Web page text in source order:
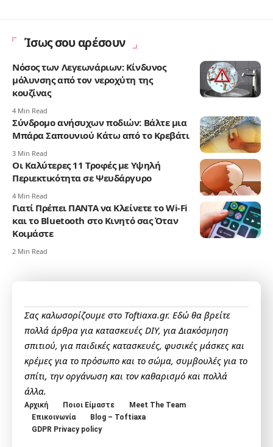
Ίσως σου αρέσουν
Νόσος των Λεγεωνάριων: Κίνδυνος
μόλυνσης από τον νεροχύτη της
κουζίνας
4 Min Read
Σύνδρομο ανήσυχων ποδιών: Βάλτε μια
Μπάρα Σαπουνιού Κάτω από το Κρεβάτι
3 Min Read
Οι Καλύτερες 11 Τροφές με Υψηλή
Περιεκτικότητα σε Ψευδάργυρο
4 Min Read
Γιατί Πρέπει ΠΑΝΤΑ να Κλείνετε το Wi-Fi
και το Bluetooth στο Κινητό σας Όταν
Κοιμάστε
2 Min Read
Σας καλωσορίζουμε στο Toftiaxa.gr. Εδώ θα βρείτε
πολλά άρθρα για κατασκευές DIY, για Διακόσμηση
σπιτιού, για παιδικές κατασκευές, φυσικές μάσκες και
κρέμες για το πρόσωπο και το σώμα, συμβουλές για το
σπίτι, την οργάνωση και τον καθαρισμό και πολλά
άλλα.
Αρχική Ποιοι Είμαστε
Meet The Team
Επικοινωνία
Blog – Toftiaxa
GDPR Privacy policy